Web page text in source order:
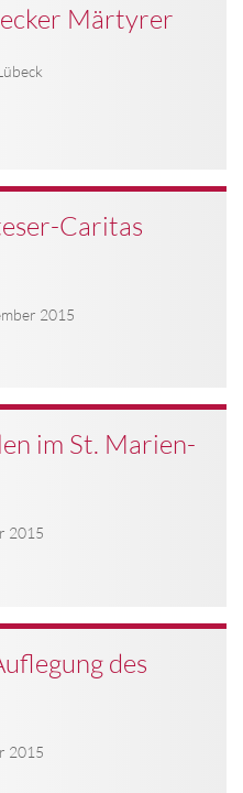
Märtyrer
Caritas
2015
im St. Marien-
2015
des
2015